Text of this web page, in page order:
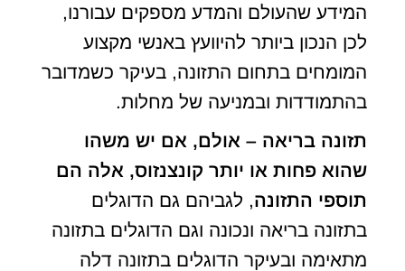
המידע שהעולם והמדע מספקים עבורנו,
לכן הנכון ביותר להיוועץ באנשי מקצוע
המומחים בתחום התזונה, בעיקר כשמדובר
בהתמודדות ובמניעה של מחלות.
תזונה בריאה – אולם, אם יש משהו
שהוא פחות או יותר קונצנזוס, אלה הם
תוספי התזונה, לגביהם גם הדוגלים
בתזונה בריאה ונכונה וגם הדוגלים בתזונה
מתאימה ובעיקר הדוגלים בתזונה דלה